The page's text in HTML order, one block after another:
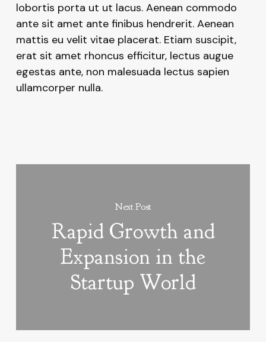
lobortis porta ut ut lacus. Aenean commodo
ante sit amet ante finibus hendrerit. Aenean
mattis eu velit vitae placerat. Etiam suscipit,
erat sit amet rhoncus efficitur, lectus augue
egestas ante, non malesuada lectus sapien
ullamcorper nulla.
Next Post
Rapid Growth and
Expansion in the
Startup World